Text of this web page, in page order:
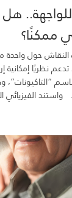
للواجهة..
ممكنًا؟
حول واحدة
تدعم نظريًا
الفيزيائي